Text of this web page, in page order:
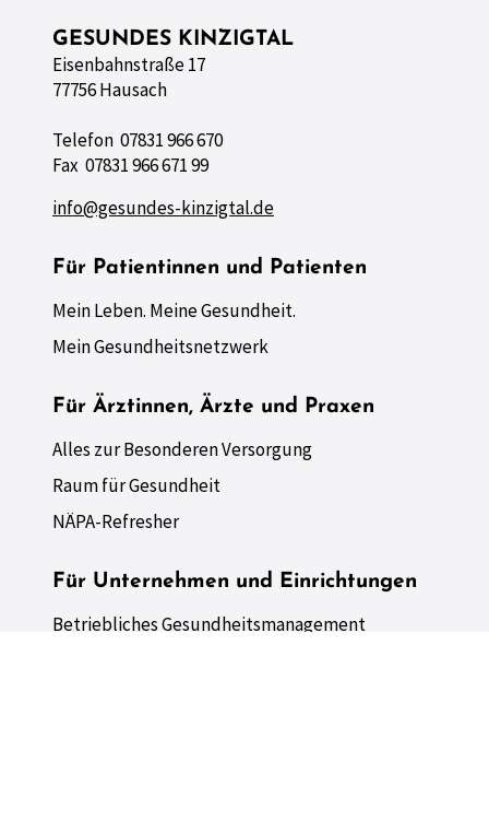
GESUNDES KINZIGTAL
Eisenbahnstraße 17
77756 Hausach
Telefon 07831 966 670
Fax 07831 966 671 99
info@gesundes-kinzigtal.de
Für Patientinnen und Patienten
Mein Leben. Meine Gesundheit.
Mein Gesundheitsnetzwerk
Für Ärztinnen, Ärzte und Praxen
Alles zur Besonderen Versorgung
Raum für Gesundheit
NÄPA-Refresher
Für Unternehmen und Einrichtungen
Betriebliches Gesundheitsmanagement